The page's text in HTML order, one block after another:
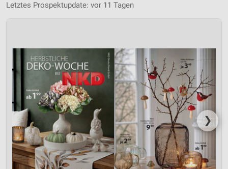
Letztes Prospektupdate: vor 11 Tagen
❯